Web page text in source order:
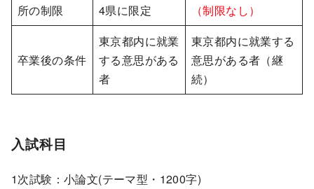
所の制限
4県に限定
（制限なし）
卒業後の条件
東京都内に就業
する意思がある
者
東京都内に就業する
意思がある者（継
続）
入試科目
1次試験：小論文(テーマ型・1200字)